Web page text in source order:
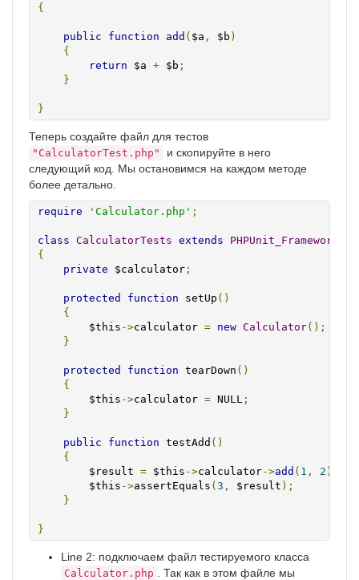
{
public function add ( $a , $b )
{
return $a + $b ;
}
}
Теперь создайте файл для тестов
"CalculatorTest.php"
и скопируйте в него
следующий код. Мы остановимся на каждом методе
более детально.
require 'Calculator.php' ;
class CalculatorTests extends
{
private $calculator ;
protected function setUp ()
{
        $this
->calculator = new Calculator();
}
protected function tearDown ()
{
        $this
->calculator = NULL ;
}
public function testAdd ()
{
        $result
= $this ->calculator->add ( 1 , 2 );
        $this
->assertEquals ( 3 , $result );
}
}
Line 2: подключаем файл тестируемого класса
Calculator.php
. Так как в этом файле мы